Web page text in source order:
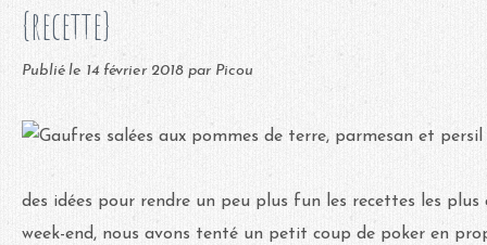
{recette}
Publié le 14 février 2018 par Picou
des idées pour rendre un peu plus fun les recettes les plus
week-end, nous avons tenté un petit coup de poker en